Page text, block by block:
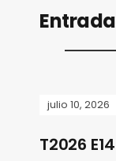
julio 10, 2026
T2026